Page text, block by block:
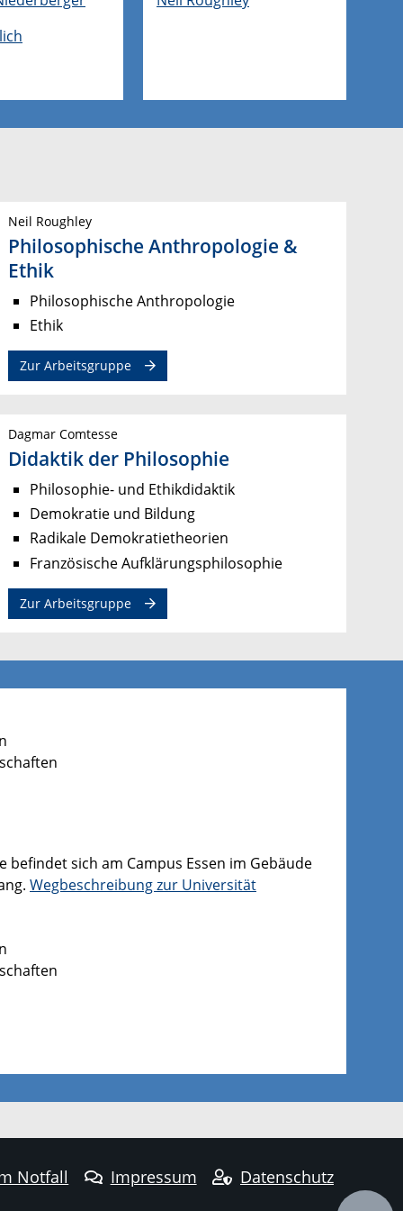
Neil Roughley
Philosophische Anthropologie &
Ethik
Philosophische Anthropologie
Ethik
Zur Arbeitsgruppe
Dagmar Comtesse
Didaktik der Philosophie
Philosophie- und Ethikdidaktik
Demokratie und Bildung
Radikale Demokratietheorien
Französische Aufklärungsphilosophie
Zur Arbeitsgruppe
sich am Campus Essen im Gebäude
Wegbeschreibung zur Universität
Notfall Impressum
Datenschutz